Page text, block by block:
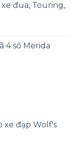
đua, Touring,
4 số Merida
xe đạp Wolf's